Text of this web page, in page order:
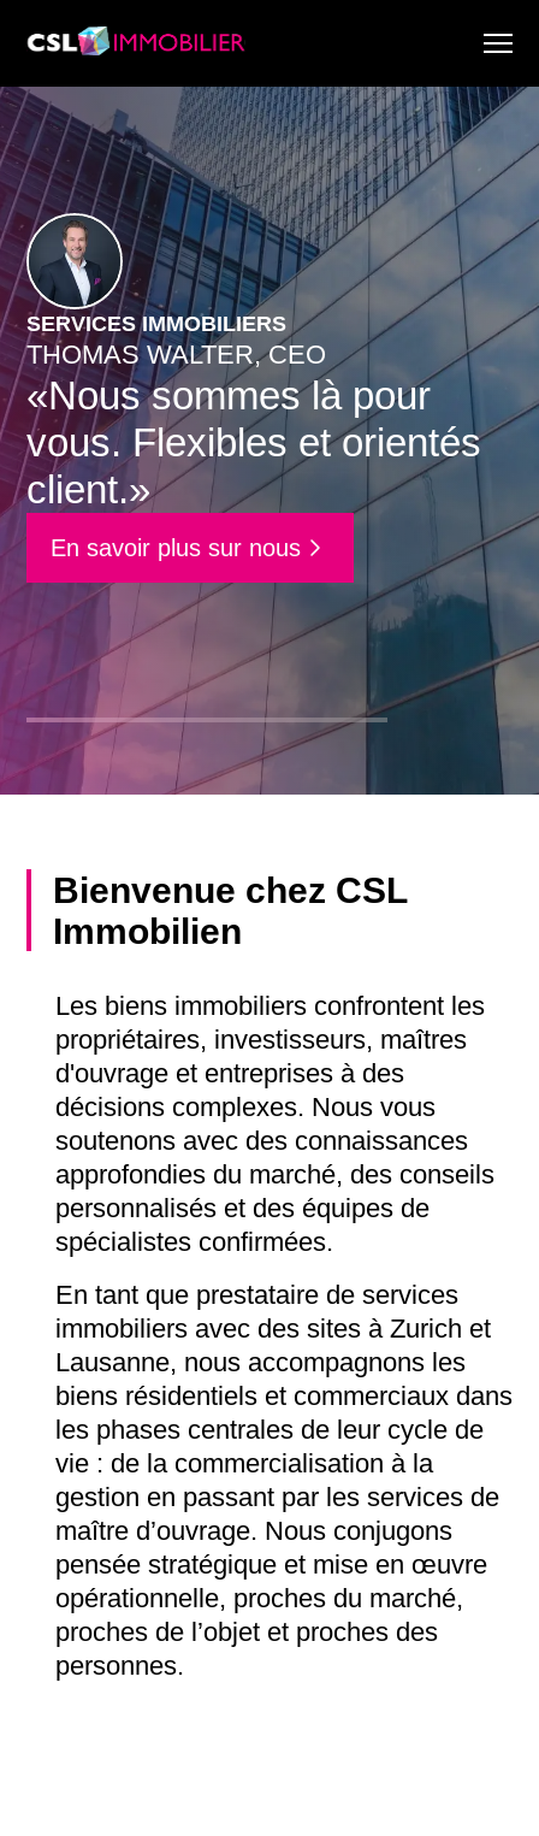
Recherche immobilière
Carrière
Services
À propos de nous
Recherche & Rapports de marché
Actualité
SERVICES IMMOBILIERS
THOMAS WALTER, CEO
«Nous sommes là pour
vous. Flexibles et orientés
client.»
En savoir plus sur nous
Bienvenue chez CSL
Immobilien
Les biens immobiliers confrontent les
propriétaires, investisseurs, maîtres
d'ouvrage et entreprises à des
décisions complexes. Nous vous
soutenons avec des connaissances
approfondies du marché, des conseils
personnalisés et des équipes de
spécialistes confirmées.
En tant que prestataire de services
immobiliers avec des sites à Zurich et
Lausanne, nous accompagnons les
biens résidentiels et commerciaux dans
les phases centrales de leur cycle de
vie : de la commercialisation à la
gestion en passant par les services de
maître d’ouvrage. Nous conjugons
pensée stratégique et mise en œuvre
opérationnelle, proches du marché,
proches de l’objet et proches des
personnes.